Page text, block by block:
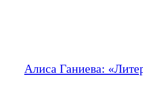
Алиса Ганиева: